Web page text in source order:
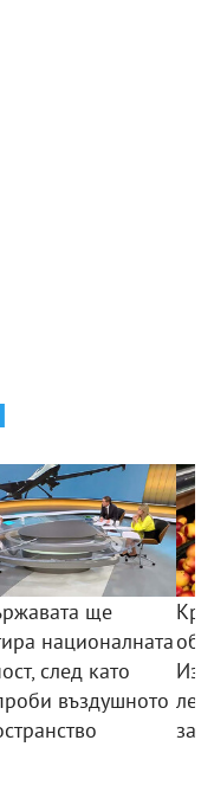
ще
националната
след като
въздушното